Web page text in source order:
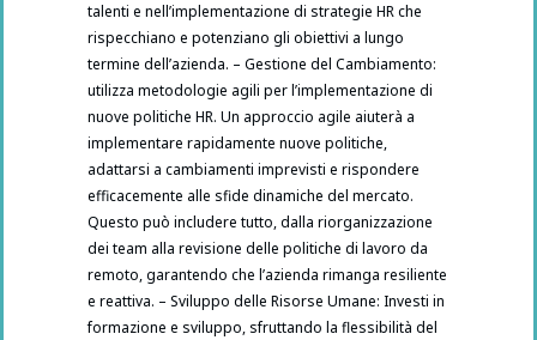
talenti e nell’implementazione di strategie HR che
rispecchiano e potenziano gli obiettivi a lungo
termine dell’azienda. – Gestione del Cambiamento:
utilizza metodologie agili per l’implementazione di
nuove politiche HR. Un approccio agile aiuterà a
implementare rapidamente nuove politiche,
adattarsi a cambiamenti imprevisti e rispondere
efficacemente alle sfide dinamiche del mercato.
Questo può includere tutto, dalla riorganizzazione
dei team alla revisione delle politiche di lavoro da
remoto, garantendo che l’azienda rimanga resiliente
e reattiva. – Sviluppo delle Risorse Umane: Investi in
formazione e sviluppo, sfruttando la flessibilità del